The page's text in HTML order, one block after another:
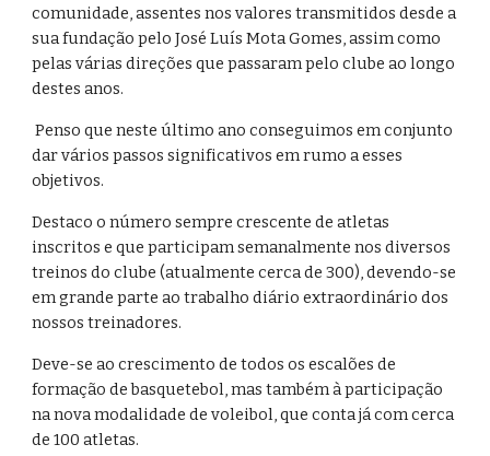
comunidade, assentes nos valores transmitidos desde a
sua fundação pelo José Luís Mota Gomes, assim como
pelas várias direções que passaram pelo clube ao longo
destes anos.
Penso que neste último ano conseguimos em conjunto
dar vários passos significativos em rumo a esses
objetivos.
Destaco o número sempre crescente de atletas
inscritos e que participam semanalmente nos diversos
treinos do clube (atualmente cerca de 300), devendo-se
em grande parte ao trabalho diário extraordinário dos
nossos treinadores.
Deve-se ao crescimento de todos os escalões de
formação de basquetebol, mas também à participação
na nova modalidade de voleibol, que conta já com cerca
de 100 atletas.